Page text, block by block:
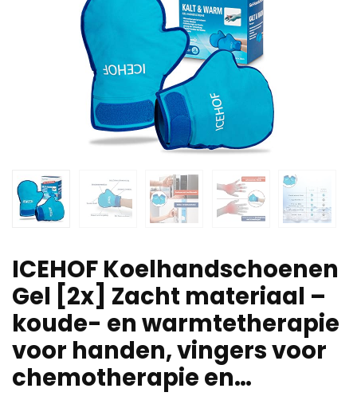
ICEHOF Koelhandschoenen
Gel [2x] Zacht materiaal –
koude- en warmtetherapie
voor handen, vingers voor
chemotherapie en…